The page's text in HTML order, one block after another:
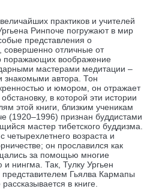
практиков и учителей
Ринпоче погружают в мир
представления о
совершенно отличные от
поражающих воображение
мастерами медитации –
знакомыми автора. Тон
и юмором, он отражает
в которой эти истории
этой книги, близким ученикам
(1920–1996) признан буддистами
мастер тибетского буддизма.
возраста и
он прославился как
за помощью многие
нингма. Так, Тулку Ургьен
Гьялва Кармапы
в книге.